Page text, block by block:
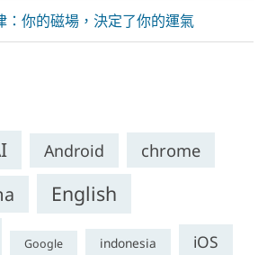
：你的磁場，決定了你的運氣
Android chrome
English
Google indonesia iOS